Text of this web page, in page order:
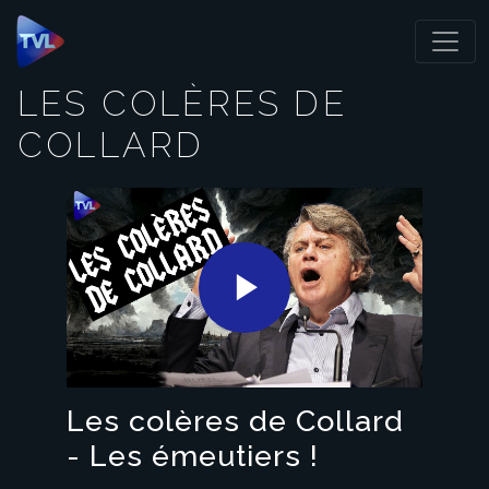
Panneau de gestion des cookies
LES COLÈRES DE
COLLARD
Play
Video
Les colères de Collard
- Les émeutiers !